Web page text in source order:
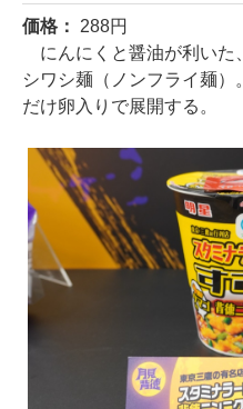
価格： 288円
にんにくと醤油が利いた
シワシ麺（ノンフライ麺
だけ卵入りで展開する。